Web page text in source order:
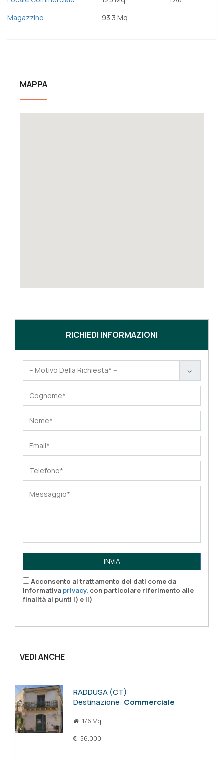
Magazzino
93.3 Mq
MAPPA
RICHIEDI INFORMAZIONI
INVIA
Acconsento al trattamento dei dati come da
informativa privacy, con particolare riferimento alle
finalità ai punti i) e ii)
VEDI ANCHE
RADDUSA (CT)
Destinazione: Commerciale
176 Mq
56.000